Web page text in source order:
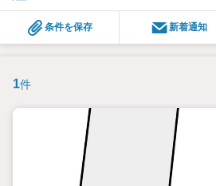
条件を保存 新着通知
1件